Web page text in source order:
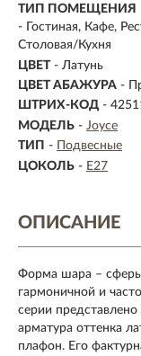
ТИП ПОМЕЩЕНИЯ
- Гостиная, Кафе,
Столовая/Кухня
ЦВЕТ - Латунь
ЦВЕТ АБАЖУРА -
ШТРИХ-КОД -
МОДЕЛЬ - Joyce
ТИП -
Подвесные
ЦОКОЛЬ - E27
ОПИСАНИЕ
Форма шара – сферы
гармоничной и
серии представлено
арматура оттенка
плафон. Его